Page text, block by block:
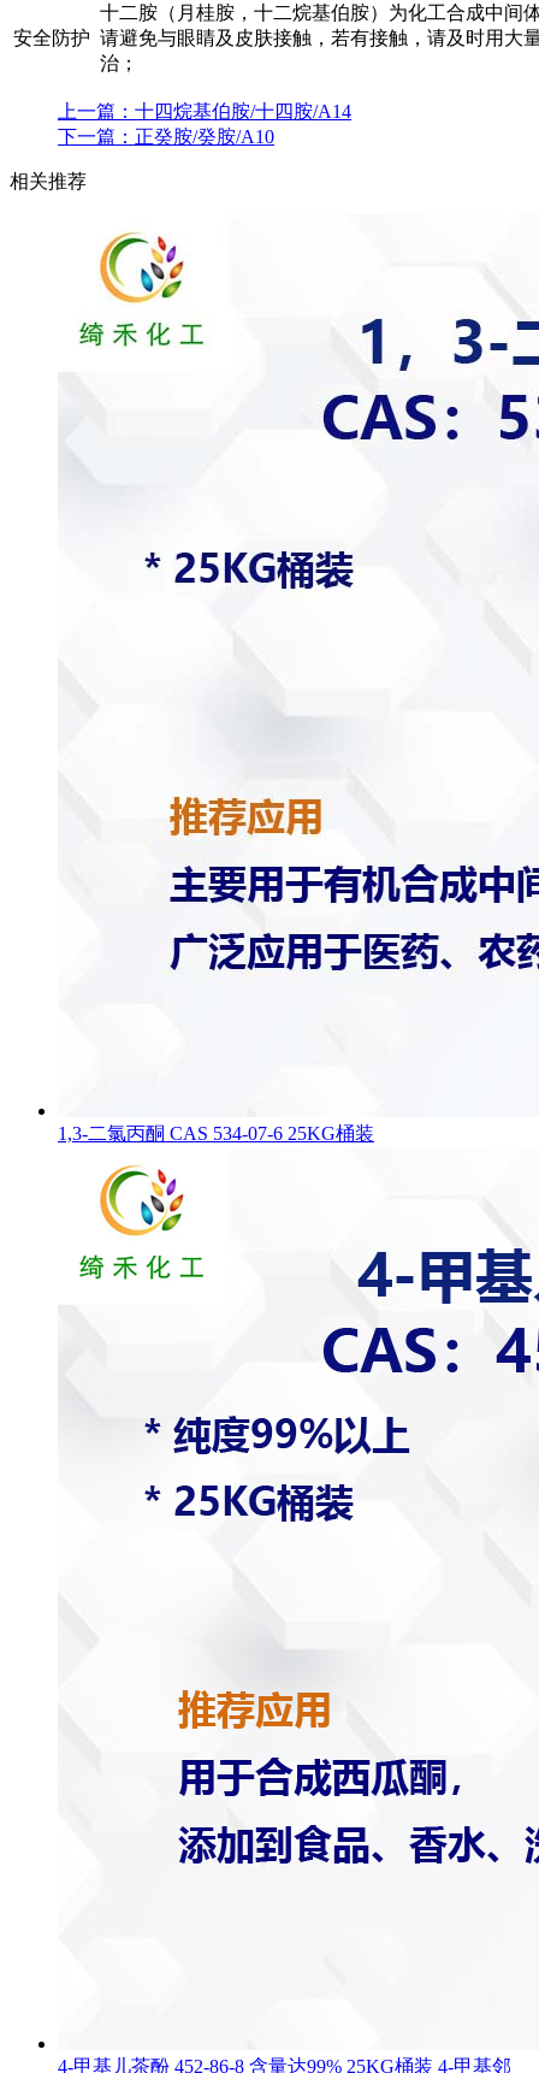
安全防护
十二胺（月桂胺，十二烷基伯胺）为化工合成中间
请避免与眼睛及皮肤接触，若有接触，请及时用大
治；
上一篇： 十四烷基伯胺/十四胺/A14
下一篇： 正癸胺/癸胺/A10
相关推荐
1,3-二氯丙酮 CAS 534-07-6 25KG桶装
4-甲基儿茶酚 452-86-8 含量达99% 25KG桶装 4-甲基邻